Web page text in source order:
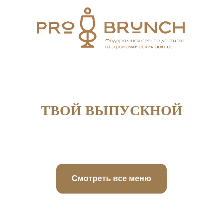
ТВОЙ ВЫПУСКНОЙ
Смотреть все меню